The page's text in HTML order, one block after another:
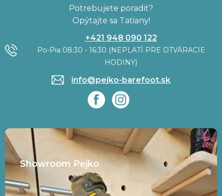
Potrebujete poradiť?
Opýtajte sa Tatiany!
+421 948 090 122
Po-Pia 08:30 - 16:30 (NEPLATÍ PRE OTVÁRACIE
HODINY)
info@pejko-barefoot.sk
Showroom Pejko